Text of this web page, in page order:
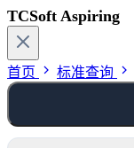
TCSoft Aspiring
首页 标准查询